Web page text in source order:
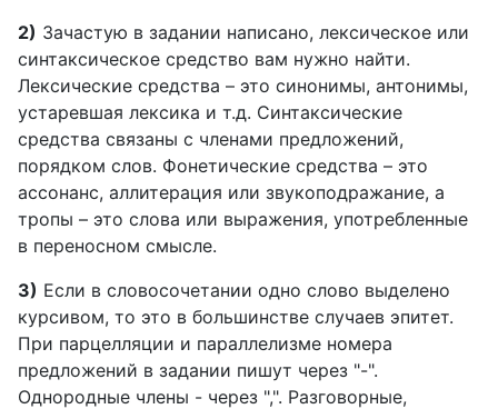
2) Зачастую в задании написано, лексическое или
синтаксическое средство вам нужно найти.
Лексические средства – это синонимы, антонимы,
устаревшая лексика и т.д. Синтаксические
средства связаны с членами предложений,
порядком слов. Фонетические средства – это
ассонанс, аллитерация или звукоподражание, а
тропы – это слова или выражения, употребленные
в переносном смысле.
3) Если в словосочетании одно слово выделено
курсивом, то это в большинстве случаев эпитет.
При парцелляции и параллелизме номера
предложений в задании пишут через "-".
Однородные члены - через ",". Разговорные,